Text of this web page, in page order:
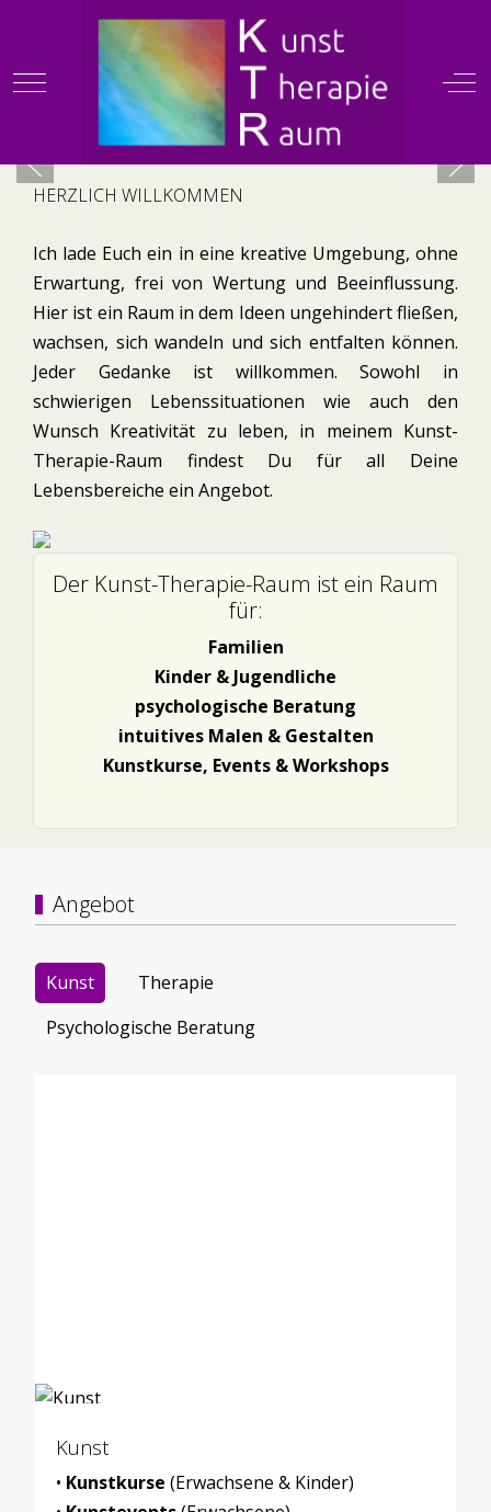
Mobile Menu Toggle
HERZLICH WILLKOMMEN
Ich lade Euch ein in eine kreative Umgebung, ohne
Erwartung, frei von Wertung und Beeinflussung.
Hier ist ein Raum in dem Ideen ungehindert fließen,
wachsen, sich wandeln und sich entfalten können.
Jeder Gedanke ist willkommen. Sowohl in
schwierigen Lebenssituationen wie auch den
Wunsch Kreativität zu leben, in meinem Kunst-
Therapie-Raum findest Du für all Deine
Lebensbereiche ein Angebot.
Der Kunst-Therapie-Raum ist ein Raum
für:
Familien
Kinder & Jugendliche
psychologische Beratung
intuitives Malen & Gestalten
Kunstkurse, Events & Workshops
Angebot
Kunst
Therapie
Psychologische Beratung
Kunst
• Kunstkurse (Erwachsene & Kinder)